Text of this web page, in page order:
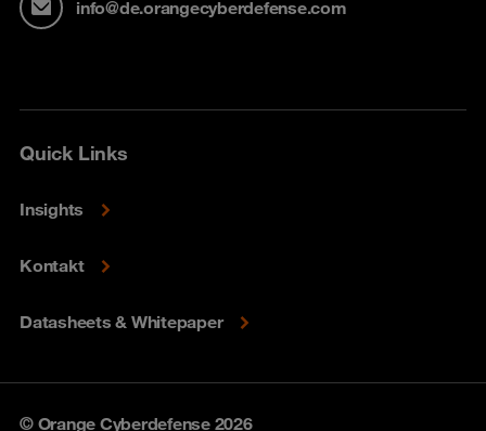
info@de.orangecyberdefense.com
Quick Links
Insights
Kontakt
Datasheets & Whitepaper
© Orange Cyberdefense 2026